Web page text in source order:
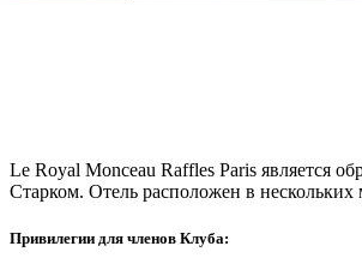
Le Royal Monceau Raffles Paris является
Старком. Отель расположен в
Привилегии для членов Клуба: